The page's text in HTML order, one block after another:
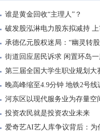
谁是黄金回收“主理人”？
破发股泓淋电力股东拟减持
承德亿元股权迷局：“幽灵转
街道回应居民诉求 闲置环岛
第三届全国大学生职业规划大
晚高峰缩至4.9分钟 地铁2号
河东区以现代服务业为存量空
投资农民就是投资农业未来
爱奇艺AI艺人库争议背后：为